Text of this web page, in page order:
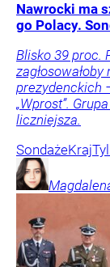
Nawrocki ma
go Polacy.
Blisko 39 proc.
prezydenckich
„Wprost”.
liczniejsza.
SondażeKraj